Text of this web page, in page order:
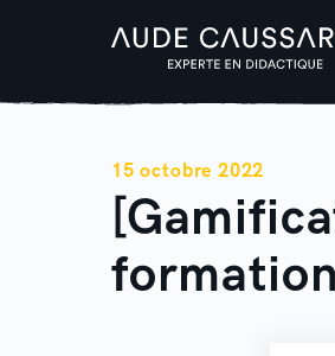
15 octobre 2022
formation